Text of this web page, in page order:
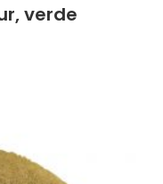
verde